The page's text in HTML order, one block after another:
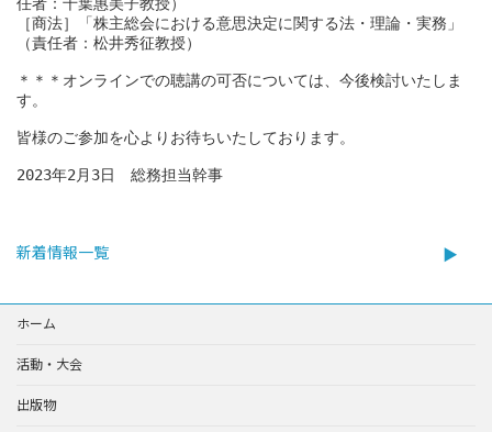
［商法］「株主総会における意思決定に関する法・理論・実務」
（責任者：松井秀征教授）
＊＊＊オンラインでの聴講の可否については、今後検討いたしま
す。
皆様のご参加を心よりお待ちいたしております。
2023年2月3日　総務担当幹事
新着情報一覧
ホーム
活動・大会
出版物